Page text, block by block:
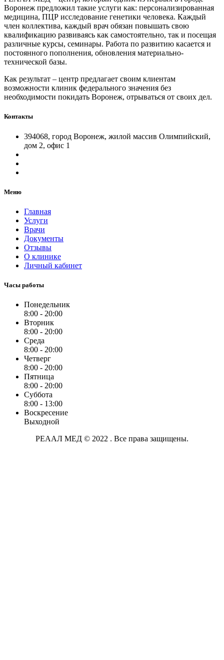
Воронеж предложил такие услуги как: персонализированная
медицина, ПЦР исследование генетики человека. Каждый
член коллектива, каждый врач обязан повышать свою
квалификацию развиваясь как самостоятельно, так и посещая
различные курсы, семинары. Работа по развитию касается и
постоянного пополнения, обновления материально-
технической базы.
Как результат – центр предлагает своим клиентам
возможности клиник федерального значения без
необходимости покидать Воронеж, отрываться от своих дел.
Контакты
394068, город Воронеж, жилой массив Олимпийский,
дом 2, офис 1
Меню
Главная
Услуги
Врачи
Документы
Отзывы
О клинике
Личный кабинет
Часы работы
Понедельник
8:00 - 20:00
Вторник
8:00 - 20:00
Среда
8:00 - 20:00
Четверг
8:00 - 20:00
Пятница
8:00 - 20:00
Суббота
8:00 - 13:00
Воскресение
Выходной
РЕААЛ МЕД © 2022 . Все права защищены.